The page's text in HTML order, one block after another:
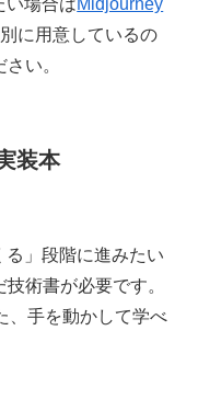
い場合はMidjourney
に用意しているの
い。
装本
」段階に進みたい
術書が必要です。
、手を動かして学べ